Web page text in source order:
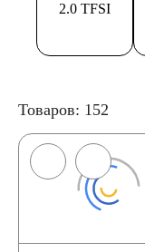
2.0 TFSI
Товаров: 152